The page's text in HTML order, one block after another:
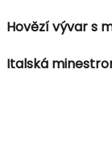
Hovězí vývar s
Italská